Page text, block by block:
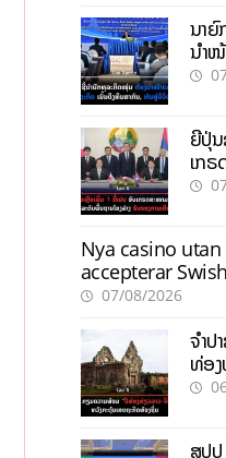
ນາ
ນຳໜ້
ທຶນສ
ຍີ່ປຸ່
ເກ
ການ
Nya casino
accepterar
07/08/2026
ຈຳປ
ທ່ອ
ກະຕຸ້
ສປປ